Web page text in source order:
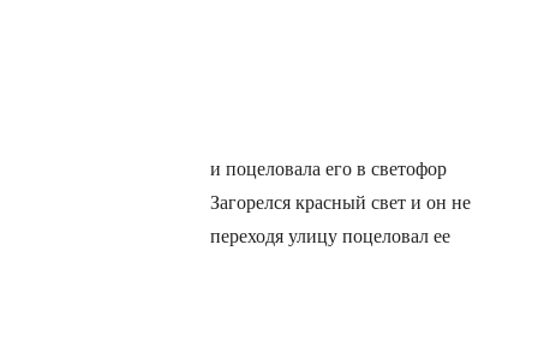
и поцеловала его в светофор
Загорелся красный свет и он не
переходя улицу поцеловал ее